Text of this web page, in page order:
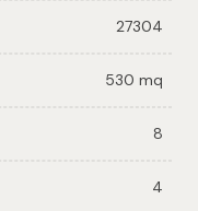
27304
530 mq
8
4